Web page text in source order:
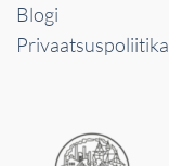
Blogi
Privaatsuspoliitika